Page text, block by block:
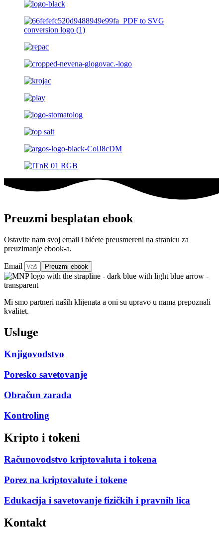
Preuzmi besplatan ebook
Ostavite nam svoj email i bićete preusmereni na stranicu za
preuzimanje ebook-a.
Email Preuzmi ebook
Mi smo partneri naših klijenata a oni su upravo u nama prepoznali
kvalitet.
Usluge
Knjigovodstvo
Poresko savetovanje
Obračun zarada
Kontroling
Kripto i tokeni
Računovodstvo kriptovaluta i tokena
Porez na kriptovalute i tokene
Edukacija i savetovanje fizičkih i pravnih lica
Kontakt